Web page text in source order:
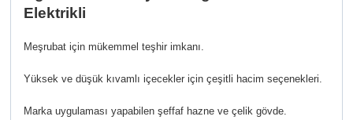
Elektrikli
Meşrubat için mükemmel teşhir imkanı.
Yüksek ve düşük kıvamlı içecekler için çeşitli hacim seçenekleri.
Marka uygulaması yapabilen şeffaf hazne ve çelik gövde.